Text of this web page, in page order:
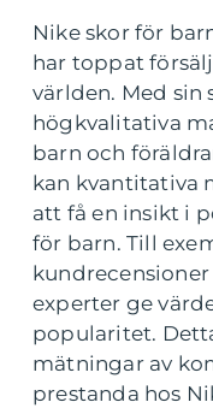
Nike skor för
har toppat
världen. Med sin
högkvalitativa
barn och
kan kvantitativa
att få en insikt i
för barn. Till
experter ge
popularitet.
mätningar av
prestanda hos